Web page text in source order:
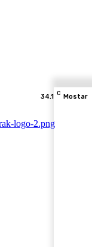
34.1 C Mostar